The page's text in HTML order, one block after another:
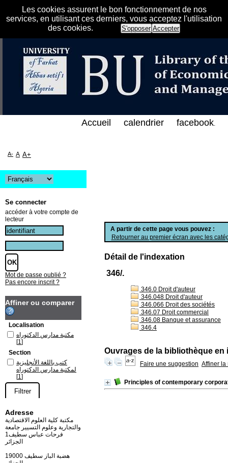
Les cookies assurent le bon fonctionnement de nos
services, en utilisant ces derniers, vous acceptez l'utilisation
des cookies.
S'opposer Accepter
الإلكتروني على الخط المباشر لمكتبة كلية
A partir de cette page vous pouvez :
Retourner au premier écran avec les
Détail de l'indexation
346/.
346.0 Droit d'auteur
346.048 Droit d'auteur
346.066 Droit des sociétés
346.07 Droit commercial
346.08 Banque et assurance
346.4
Ouvrages de la bibliothèque en
Faire une suggestion Affiner la
Principles of contemporary
Accueil calendrier facebook.
A- A A+
Se connecter
accéder à votre compte de
lecteur
Mot de passe oublié ?
Pas encore inscrit ?
Affiner ou comparer
Localisation
مكتبة مدارس الدكتوراه
[1]
Section
كتب باللغة الأنجليزية
لمكتبة مدارس الدكتوراه
[1]
Adresse
مكتبة كلية العلوم الاقتصادية
والتجارية وعلوم التسيير جامعة
فرحات عباس سطيف1
الجزائر
19000 هضبة الباز سطيف